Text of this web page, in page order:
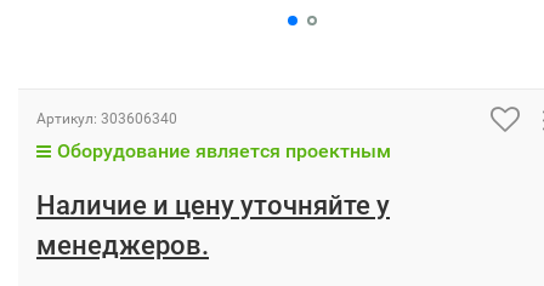
Артикул: 303606340
Оборудование является проектным
Наличие и цену уточняйте у
менеджеров.